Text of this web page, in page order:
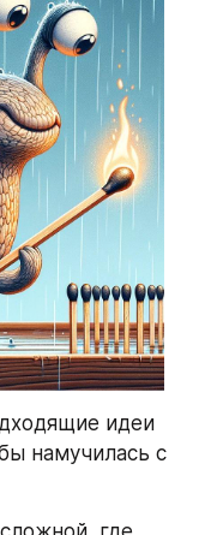
идеи
намучилась с